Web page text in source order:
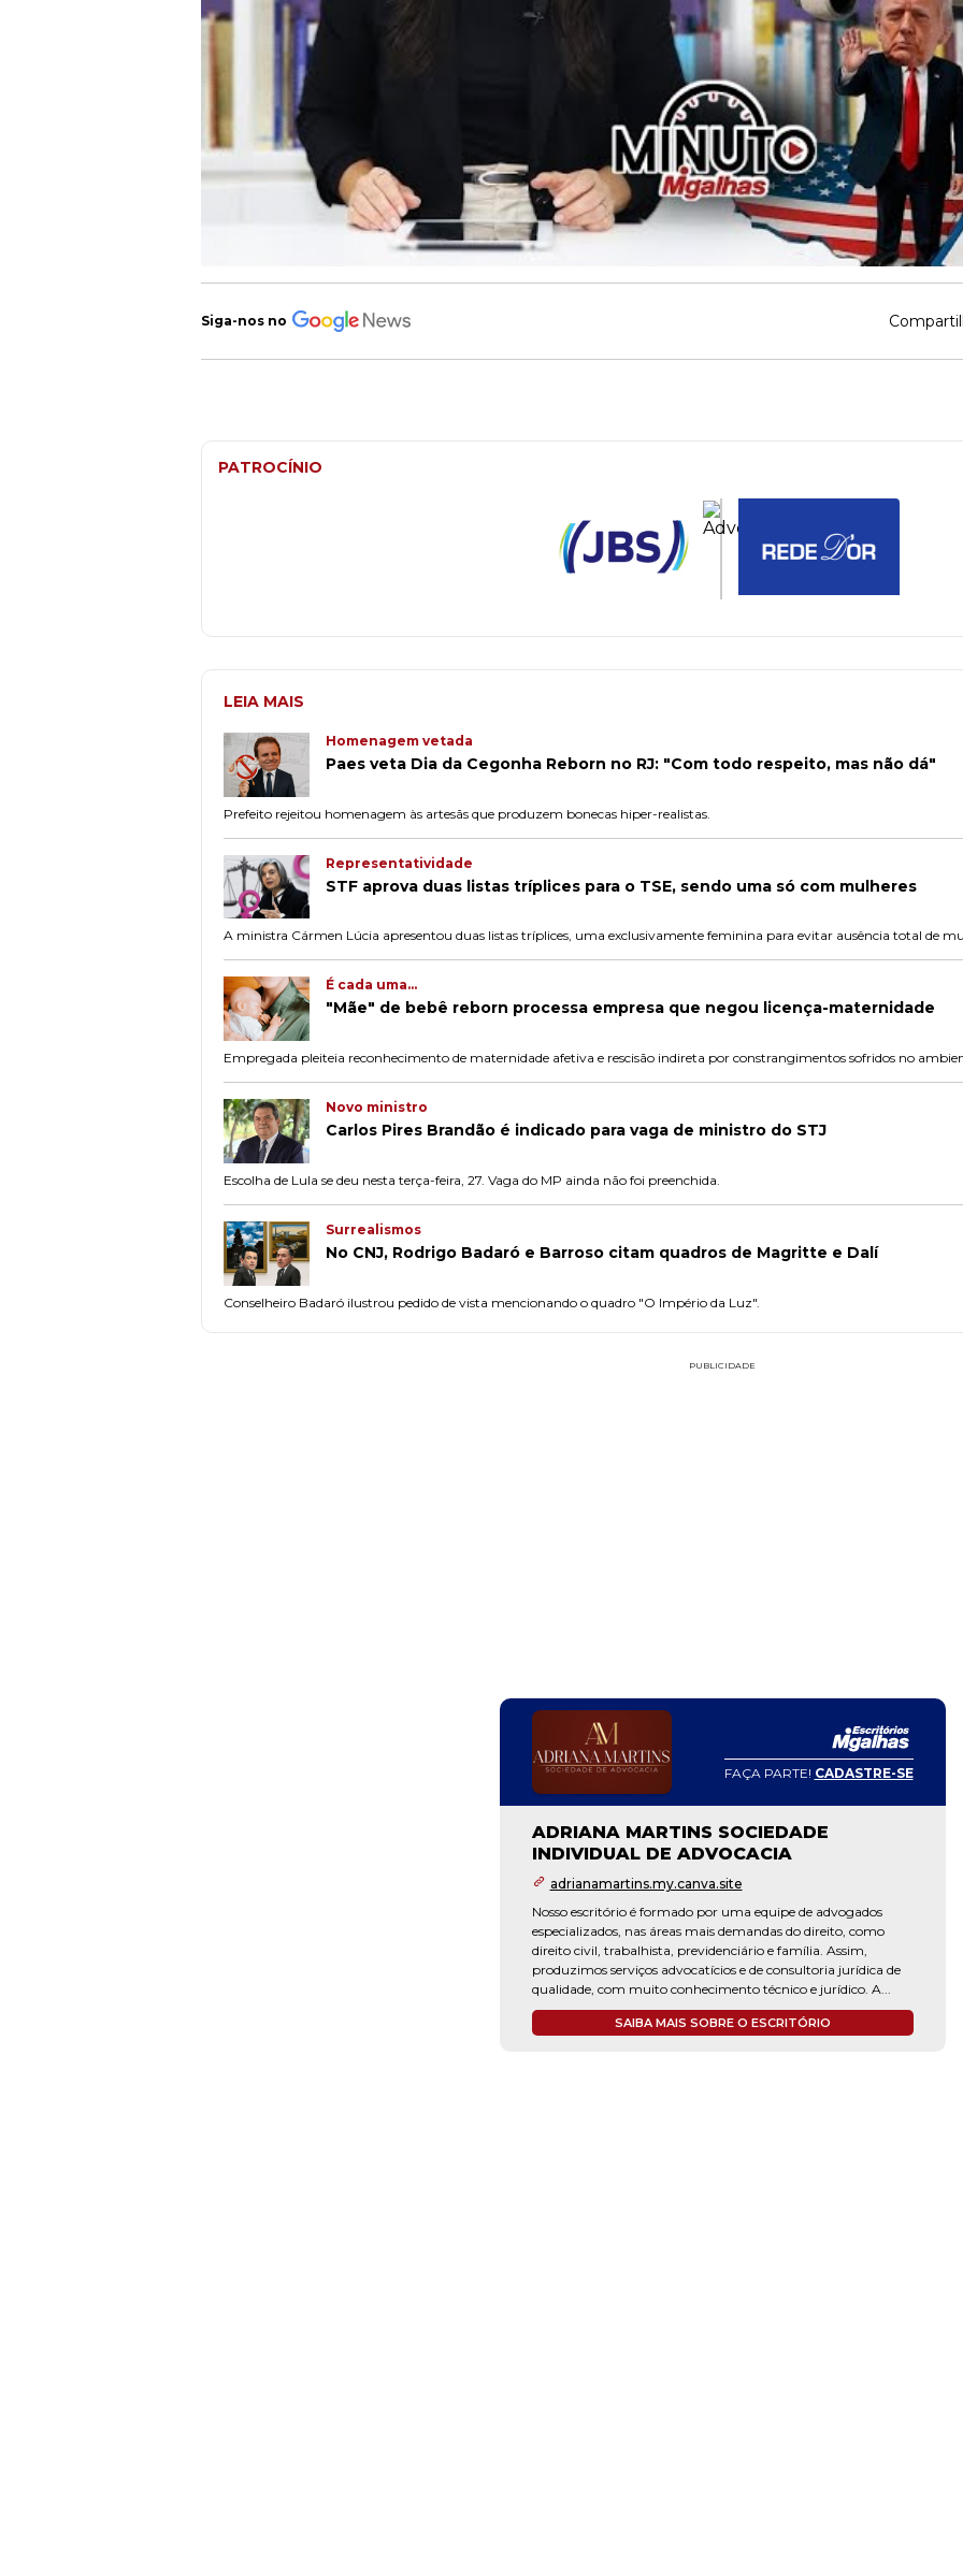
Siga-nos no
PATROCÍNIO
LEIA MAIS
Homenagem vetada
Paes veta Dia da Cegonha Reborn no RJ: "Com todo respeito, mas não dá"
Prefeito rejeitou homenagem às artesãs que produzem bonecas hiper-realistas.
Representatividade
STF aprova duas listas tríplices para o TSE, sendo uma só com mulheres
A ministra Cármen Lúcia apresentou duas listas tríplices, uma exclusivamente feminina para evitar ausência total de
É cada uma...
"Mãe" de bebê reborn processa empresa que negou licença-maternidade
Empregada pleiteia reconhecimento de maternidade afetiva e rescisão indireta por constrangimentos sofridos no
Novo ministro
Carlos Pires Brandão é indicado para vaga de ministro do STJ
Escolha de Lula se deu nesta terça-feira, 27. Vaga do MP ainda não foi preenchida.
Surrealismos
No CNJ, Rodrigo Badaró e Barroso citam quadros de Magritte e Dalí
Conselheiro Badaró ilustrou pedido de vista mencionando o quadro "O Império da Luz".
PUBLICIDADE
FAÇA PARTE! CADASTRE-SE
ADRIANA MARTINS SOCIEDADE
INDIVIDUAL DE ADVOCACIA
adrianamartins.my.canva.site
Nosso escritório é formado por uma equipe de advogados
especializados, nas áreas mais demandas do direito, como
direito civil, trabalhista, previdenciário e família. Assim,
produzimos serviços advocatícios e de consultoria jurídica de
qualidade, com muito conhecimento técnico e jurídico. A...
SAIBA MAIS SOBRE O ESCRITÓRIO